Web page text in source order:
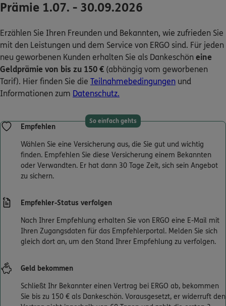
Zum Kundenportal
Schaden- oder Leistungsfall melden
Bequem online oder telefonisch.
Meine Versicherungen
Sehen Sie auf einen Blick Ihre Versicherungen bei ERGO,
Zum Kundenportal
Schaden- oder Leistungsfall melden
Prämie 1.07. - 30.09.2026
Erzählen Sie Ihren Freunden und Bekannten, wie zufrieden Sie
mit den Leistungen und dem Service von ERGO sind. Für jeden
neu geworbenen Kunden erhalten Sie als Dankeschön eine
Geldprämie von bis zu 150 € (abhängig vom geworbenen
Tarif). Hier finden Sie die Teilnahmebedingungen und
Informationen zum Datenschutz.
So einfach gehts
Empfehlen
Wählen Sie eine Versicherung aus, die Sie gut und wichtig
finden. Empfehlen Sie diese Versicherung einem Bekannten
oder Verwandten. Er hat dann 30 Tage Zeit, sich sein Angebot
zu sichern.
Empfehler-Status verfolgen
Nach Ihrer Empfehlung erhalten Sie von ERGO eine E-Mail mit
Ihren Zugangsdaten für das Empfehlerportal. Melden Sie sich
gleich dort an, um den Stand Ihrer Empfehlung zu verfolgen.
Geld bekommen
Schließt Ihr Bekannter einen Vertrag bei ERGO ab, bekommen
Sie bis zu 150 € als Dankeschön. Vorausgesetzt, er widerruft den